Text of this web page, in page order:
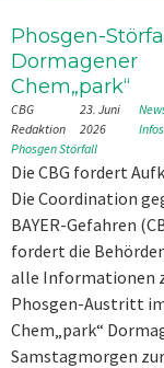
Phosgen-
Dormagener
Chem„park“
CBG
Redaktion
23. Juni
2026
Infos
PhosgenStörfall
Die CBG fordert
Die Coordination
BAYER-Gefahren
fordert die
alle Informationen
Phosgen-Austritt
Chem„park“
Samstagmorgen zur